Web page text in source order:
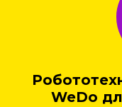
WeDo